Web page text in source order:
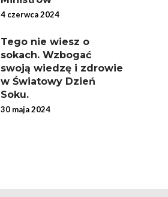
4 czerwca 2024
Tego nie wiesz o
sokach. Wzbogać
swoją wiedzę i zdrowie
w Światowy Dzień
Soku.
30 maja 2024